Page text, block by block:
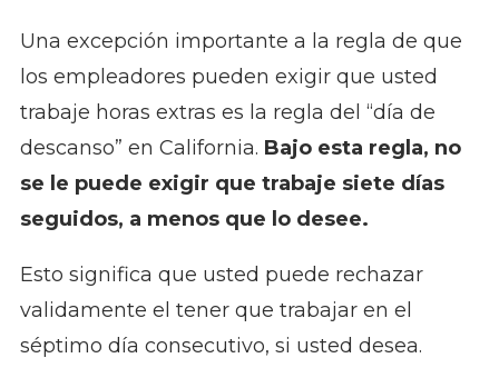
Una excepción importante a la regla de que
los empleadores pueden exigir que usted
trabaje horas extras es la regla del “día de
descanso” en California. Bajo esta regla, no
se le puede exigir que trabaje siete días
seguidos, a menos que lo desee.
Esto significa que usted puede rechazar
validamente el tener que trabajar en el
séptimo día consecutivo, si usted desea.